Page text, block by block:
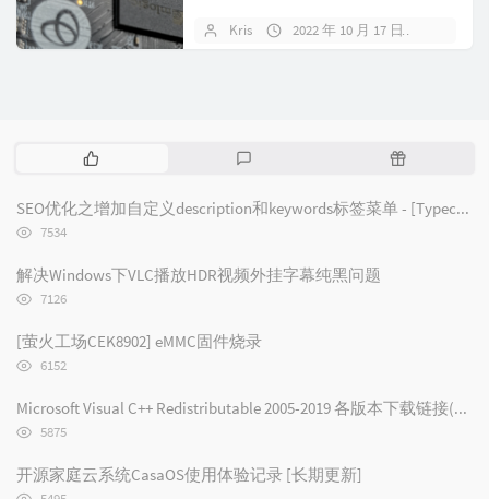
Kris 2022 年 10 月 17 日
热
文
评
随
文
SEO优化之增加自定义description和keywords标签菜单 - [Typecho/Handsome]
浏
次
数:
7534
解决Windows下VLC播放HDR视频外挂字幕纯黑问题
浏
次
数:
7126
[萤火工场CEK8902] eMMC固件烧录
浏
数:
6152
Microsoft Visual C++ Redistributable 2005-2019 各版本下载链接(2019/2017/2015/2013/2012/2010/2008/2005)
浏
次
数:
5875
开源家庭云系统CasaOS使用体验记录 [长期更新]
浏